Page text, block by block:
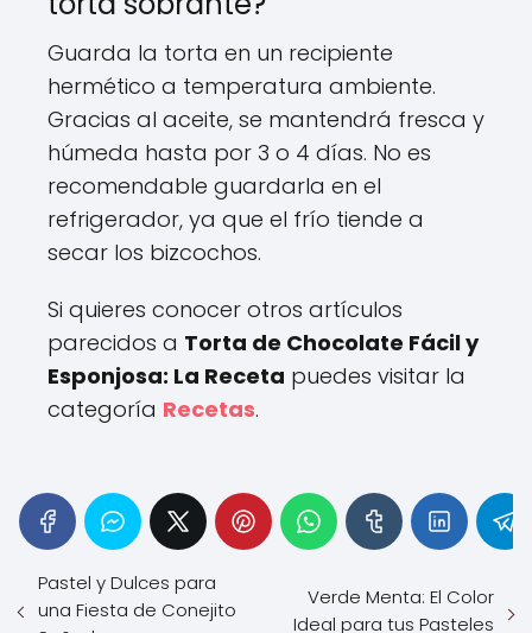
Guarda la torta en un recipiente
hermético a temperatura ambiente.
Gracias al aceite, se mantendrá fresca y
húmeda hasta por 3 o 4 días. No es
recomendable guardarla en el
refrigerador, ya que el frío tiende a
secar los bizcochos.
Si quieres conocer otros artículos
parecidos a Torta de Chocolate Fácil y
Esponjosa: La Receta puedes visitar la
categoría Recetas.
Pastel y Dulces para
una Fiesta de Conejito
Verde Menta: El Color
Ideal para tus Pasteles